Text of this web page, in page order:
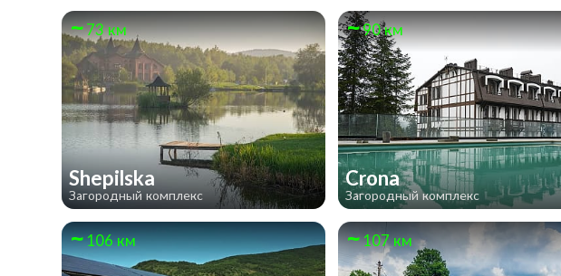
73 км
Shepilska
Загородный комплекс
90 км
Crona
Загородный комплекс
106 км 107 км